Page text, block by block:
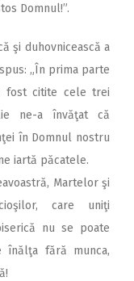
Domnul!”.
şi duhovnicească a
„În prima parte
fost citite cele trei
ne-a învăţat că
în Domnul nostru
iartă păcatele.
Martelor şi
care uniţi
nu se poate
înălţa fără munca,